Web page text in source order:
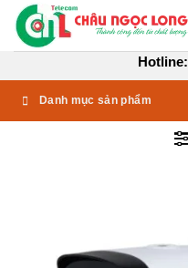
Bỏ
qua
Hotline:
Danh mục sản phẩm